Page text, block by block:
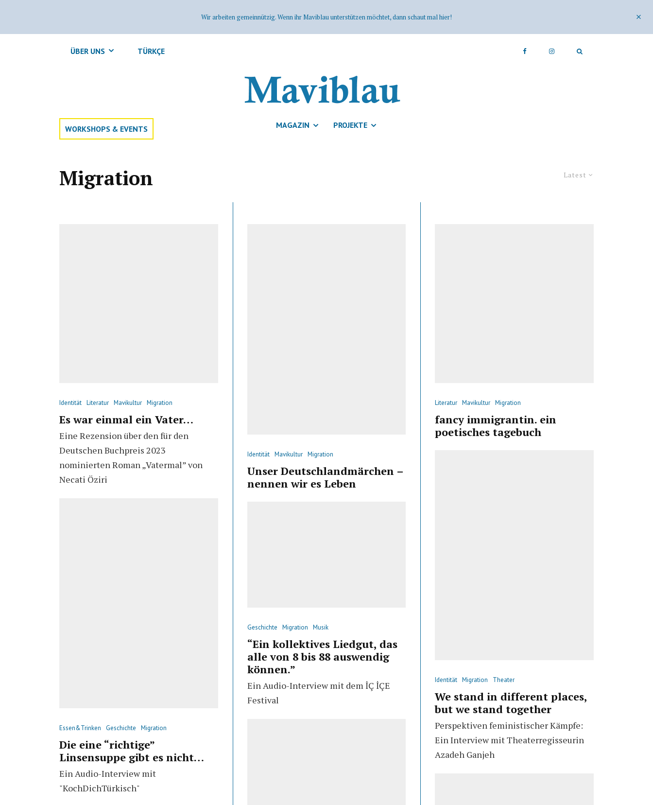
Wir arbeiten gemeinnützig. Wenn ihr Maviblau unterstützen möchtet, dann schaut mal hier!
ÜBER UNS TÜRKÇE
WORKSHOPS & EVENTS MAGAZIN PROJEKTE
Latest
Migration
Identität Literatur Mavikultur Migration
Es war einmal ein Vater…
Eine Rezension über den für den
Deutschen Buchpreis 2023
nominierten Roman „Vatermal” von
Necati Öziri
Essen&Trinken Geschichte Migration
Die eine “richtige”
Linsensuppe gibt es nicht…
Ein Audio-Interview mit
"KochDichTürkisch"
Identität Mavikultur Migration
Unser Deutschlandmärchen –
nennen wir es Leben
Geschichte Migration Musik
“Ein kollektives Liedgut, das
alle von 8 bis 88 auswendig
können.”
Ein Audio-Interview mit dem İÇ İÇE
Festival
Literatur Mavikultur Migration
fancy immigrantin. ein
poetisches tagebuch
Identität Migration Theater
We stand in different places,
but we stand together
Perspektiven feministischer Kämpfe:
Ein Interview mit Theaterregisseurin
Azadeh Ganjeh